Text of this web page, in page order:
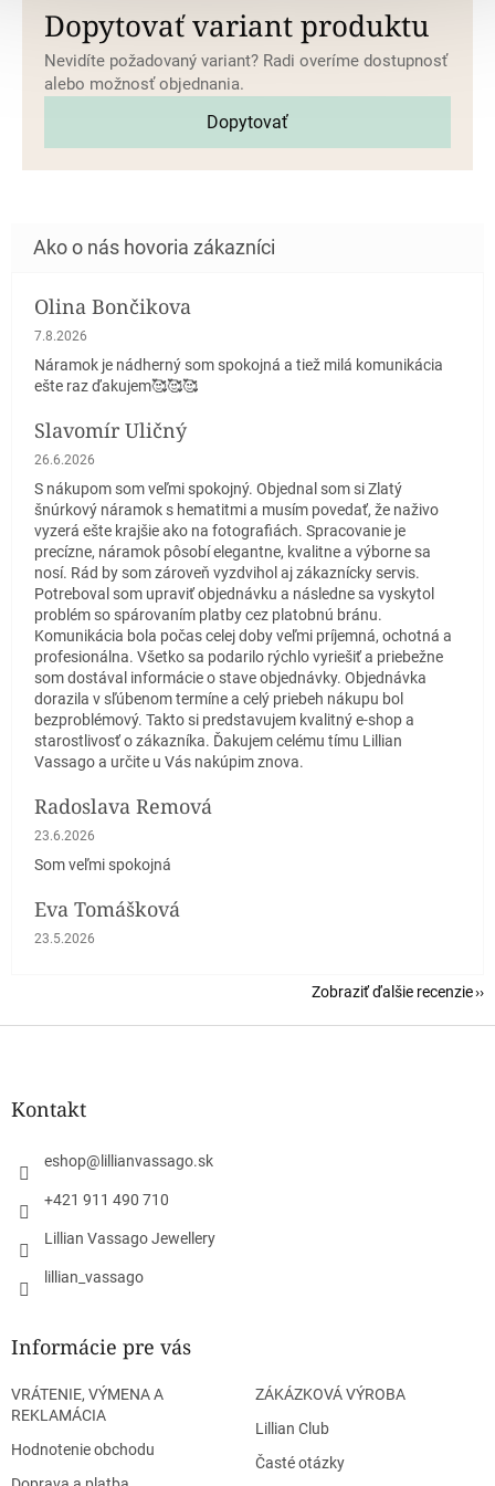
Dopytovať variant produktu
Nevidíte požadovaný variant? Radi overíme dostupnosť
alebo možnosť objednania.
Dopytovať
Olina Bončikova
Hodnotenie obchodu je 5 z 5 hviezdičiek.
7.8.2026
Náramok je nádherný som spokojná a tiež milá komunikácia
ešte raz ďakujem🥰🥰🥰
Slavomír Uličný
Hodnotenie obchodu je 5 z 5 hviezdičiek.
26.6.2026
S nákupom som veľmi spokojný. Objednal som si Zlatý
šnúrkový náramok s hematitmi a musím povedať, že naživo
vyzerá ešte krajšie ako na fotografiách. Spracovanie je
precízne, náramok pôsobí elegantne, kvalitne a výborne sa
nosí. Rád by som zároveň vyzdvihol aj zákaznícky servis.
Potreboval som upraviť objednávku a následne sa vyskytol
problém so spárovaním platby cez platobnú bránu.
Komunikácia bola počas celej doby veľmi príjemná, ochotná a
profesionálna. Všetko sa podarilo rýchlo vyriešiť a priebežne
som dostával informácie o stave objednávky. Objednávka
dorazila v sľúbenom termíne a celý priebeh nákupu bol
bezproblémový. Takto si predstavujem kvalitný e-shop a
starostlivosť o zákazníka. Ďakujem celému tímu Lillian
Vassago a určite u Vás nakúpim znova.
Radoslava Remová
Hodnotenie obchodu je 5 z 5 hviezdičiek.
23.6.2026
Som veľmi spokojná
Eva Tomášková
Hodnotenie obchodu je 5 z 5 hviezdičiek.
23.5.2026
Zobraziť ďalšie recenzie
Z
Kontakt
eshop@ lillianvassago.sk
+421 911 490 710
Lillian Vassago Jewellery
lillian_vassago
Informácie pre vás
VRÁTENIE, VÝMENA A
REKLAMÁCIA
Hodnotenie obchodu
ZÁKÁZKOVÁ VÝROBA
Lillian Club
Časté otázky